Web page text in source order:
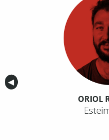
Anterior
◀︎
ORIOL